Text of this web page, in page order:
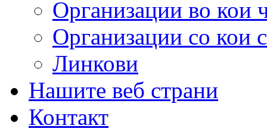
Организации во кои
Организации со кои
Линкови
Нашите веб страни
Контакт